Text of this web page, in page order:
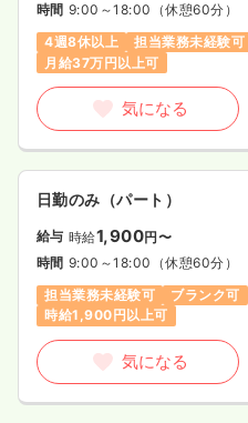
時間 9:00～18:00 （休憩60分）
4週8休以上
担当業務未経験可
月給37万円以上可
気になる
日勤のみ（パート）
給与 時給1,900円〜
時間 9:00～18:00 （休憩60分）
担当業務未経験可
ブランク可
時給1,900円以上可
気になる